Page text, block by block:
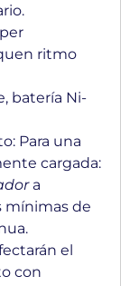
ritmo
batería Ni-
Para una
cargada:
a
mínimas de
el
con